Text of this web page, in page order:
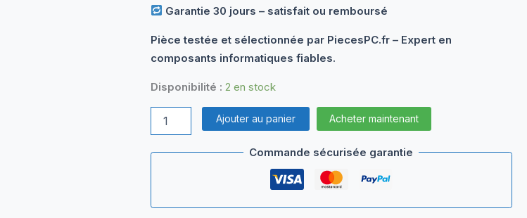
Garantie 30 jours – satisfait ou remboursé
Pièce testée et sélectionnée par PiecesPC.fr – Expert en
composants informatiques fiables.
Disponibilité : 2 en stock
19V
|
Ajouter au panier Acheter maintenant
Commande sécurisée garantie